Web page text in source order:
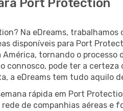
Port Protection
Na eDreams,
disponíveis para Port
tornando o processo
connosco, pode ter a
a eDreams tem tudo aquilo
rápida em Port
de companhias aéreas